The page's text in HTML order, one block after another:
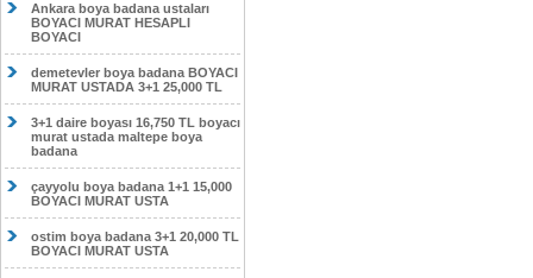
Ankara boya badana ustaları
BOYACI MURAT HESAPLI
BOYACI
demetevler boya badana BOYACI
MURAT USTADA 3+1 25,000 TL
3+1 daire boyası 16,750 TL boyacı
murat ustada maltepe boya
badana
çayyolu boya badana 1+1 15,000
BOYACI MURAT USTA
ostim boya badana 3+1 20,000 TL
BOYACI MURAT USTA